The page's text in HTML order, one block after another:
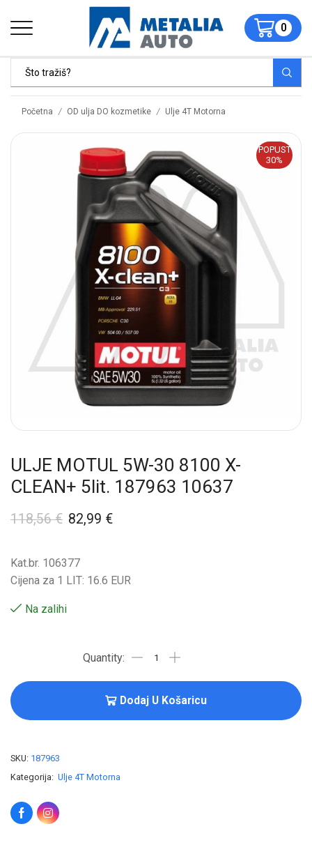
0
Početna / OD ulja DO kozmetike / Ulje 4T Motorna
POPUST
30%
ULJE MOTUL 5W-30 8100 X-
CLEAN+ 5lit. 187963 10637
118,56€ 82,99 €
Kat.br. 106377
Cijena za 1 LIT: 16.6 EUR
Na zalihi
Dodaj U Košaricu
SKU: 187963
Kategorija: Ulje 4T Motorna